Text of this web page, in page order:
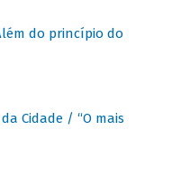
do princípio do
Cidade / “O mais